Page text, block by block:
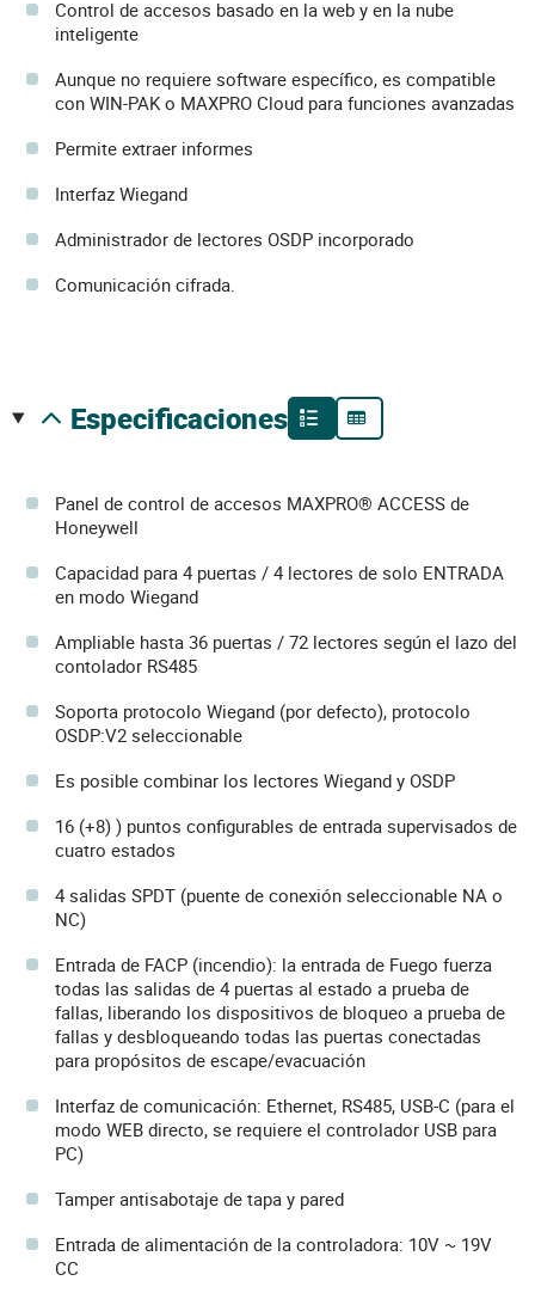
Control de accesos basado en la web y en la nube
inteligente
Aunque no requiere software específico, es compatible
con WIN-PAK o MAXPRO Cloud para funciones avanzadas
Permite extraer informes
Interfaz Wiegand
Administrador de lectores OSDP incorporado
Comunicación cifrada.
especificaciones
Panel de control de accesos MAXPRO® ACCESS de
Honeywell
Capacidad para 4 puertas / 4 lectores de solo ENTRADA
en modo Wiegand
Ampliable hasta 36 puertas / 72 lectores según el lazo del
contolador RS485
Soporta protocolo Wiegand (por defecto), protocolo
OSDP:V2 seleccionable
Es posible combinar los lectores Wiegand y OSDP
16 (+8) ) puntos configurables de entrada supervisados de
cuatro estados
4 salidas SPDT (puente de conexión seleccionable NA o
NC)
Entrada de FACP (incendio): la entrada de Fuego fuerza
todas las salidas de 4 puertas al estado a prueba de
fallas, liberando los dispositivos de bloqueo a prueba de
fallas y desbloqueando todas las puertas conectadas
para propósitos de escape/evacuación
Interfaz de comunicación: Ethernet, RS485, USB-C (para el
modo WEB directo, se requiere el controlador USB para
PC)
Tamper antisabotaje de tapa y pared
Entrada de alimentación de la controladora: 10V ~ 19V
CC